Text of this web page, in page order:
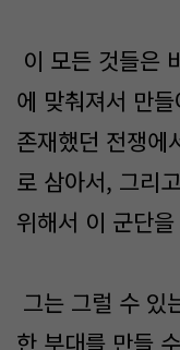
이 모든 것들은
에 맞춰져서 만
존재했던 전쟁에
로 삼아서, 그리
위해서 이 군단
그는 그럴 수 있
한 부대를 만들